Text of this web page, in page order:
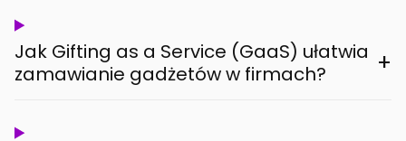
Jak Gifting as a Service (GaaS) ułatwia
zamawianie gadżetów w firmach?
+